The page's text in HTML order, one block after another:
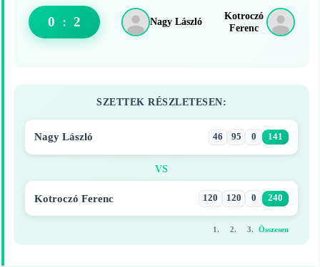
Nagy László
0 : 2
Kotroczó
Ferenc
SZETTEK RÉSZLETESEN:
Nagy László 46 95 0 141
VS
Kotroczó Ferenc 120 120 0 240
1. 2. 3. Összesen